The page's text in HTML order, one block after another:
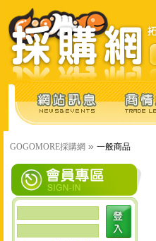
GOGOMORE採購網 » 一般商品